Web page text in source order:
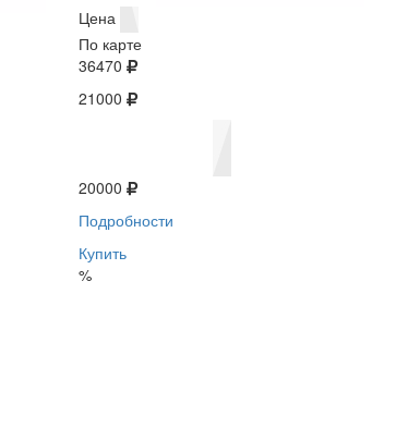
Цена
По карте
36470
21000
20000
Подробности
Купить
%